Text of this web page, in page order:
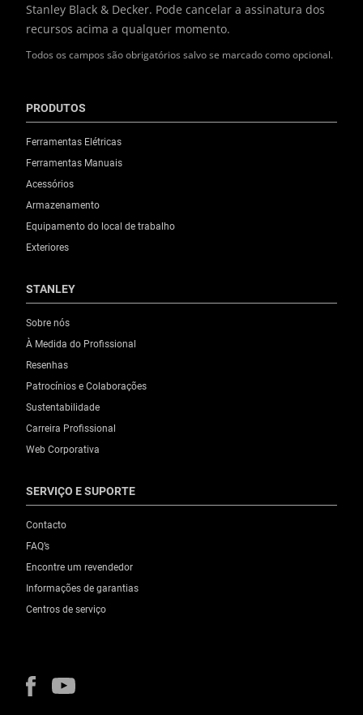
Todos os campos são obrigatórios salvo se marcado como opcional.
Stanley Black & Decker. Pode cancelar a assinatura dos
recursos acima a qualquer momento.
PRODUTOS
Ferramentas Elétricas
Ferramentas Manuais
Acessórios
Armazenamento
Equipamento do local de trabalho
Exteriores
STANLEY
Sobre nós
À Medida do Profissional
Resenhas
Patrocínios e Colaborações
Sustentabilidade
Carreira Profissional
Web Corporativa
SERVIÇO E SUPORTE
Contacto
FAQ’s
Encontre um revendedor
Informações de garantias
Centros de serviço